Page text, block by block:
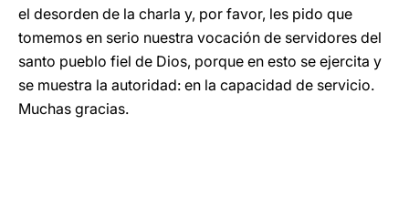
el desorden de la charla y, por favor, les pido que
tomemos en serio nuestra vocación de servidores del
santo pueblo fiel de Dios, porque en esto se ejercita y
se muestra la autoridad: en la capacidad de servicio.
Muchas gracias.